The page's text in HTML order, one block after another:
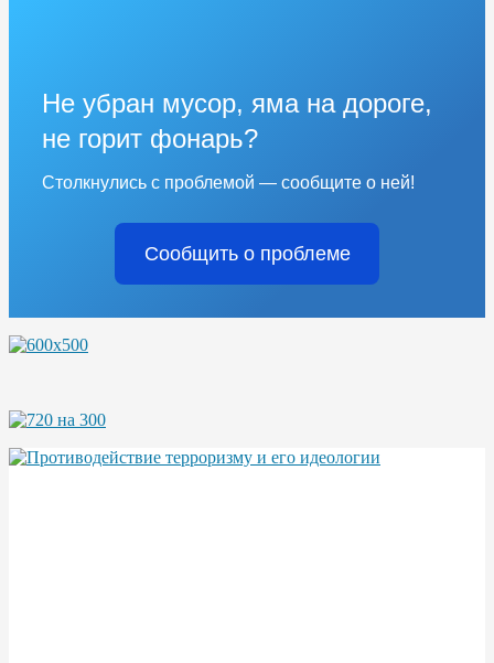
Не убран мусор, яма на дороге,
не горит фонарь?
Столкнулись с проблемой — сообщите о ней!
Сообщить о проблеме